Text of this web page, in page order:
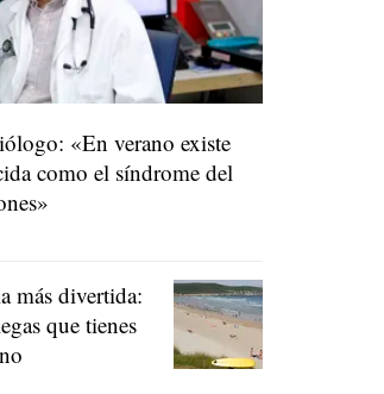
«En verano existe
como el síndrome del
más divertida:
que tienes